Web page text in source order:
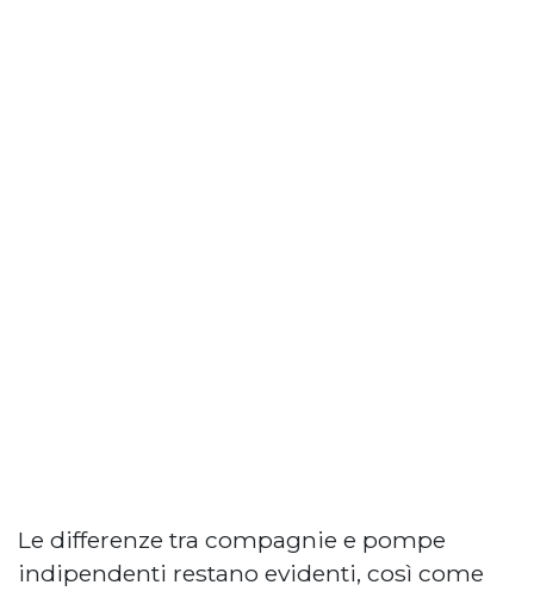
Le differenze tra compagnie e pompe
indipendenti restano evidenti, così come